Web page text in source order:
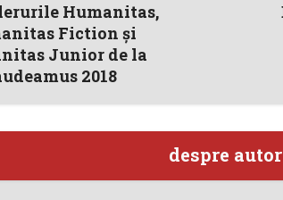
Humanitas,
Fiction și
Junior de la
2018
despre autor